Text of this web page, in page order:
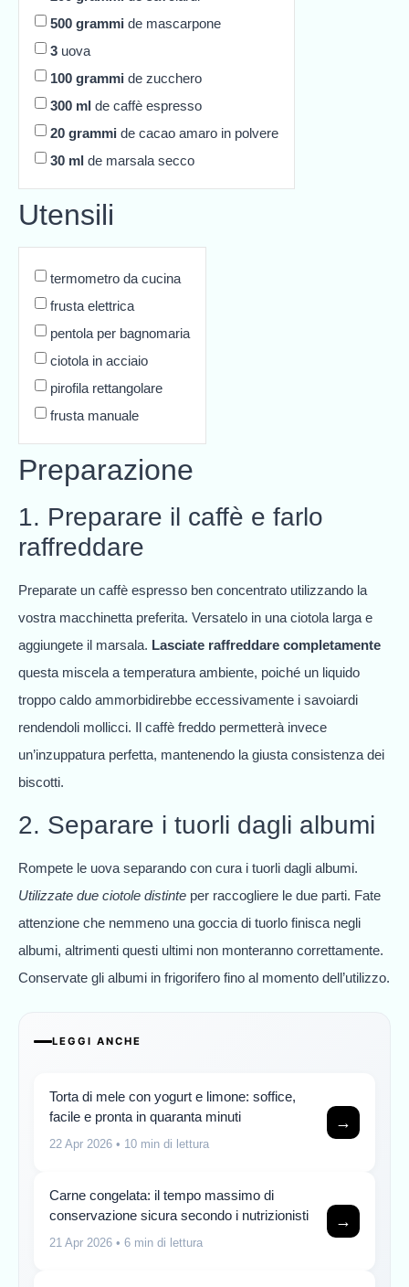
500 grammi de mascarpone
3 uova
100 grammi de zucchero
300 ml de caffè espresso
20 grammi de cacao amaro in polvere
30 ml de marsala secco
Utensili
termometro da cucina
frusta elettrica
pentola per bagnomaria
ciotola in acciaio
pirofila rettangolare
frusta manuale
Preparazione
1. Preparare il caffè e farlo
raffreddare
Preparate un caffè espresso ben concentrato utilizzando la
vostra macchinetta preferita. Versatelo in una ciotola larga e
aggiungete il marsala. Lasciate raffreddare completamente
questa miscela a temperatura ambiente, poiché un liquido
troppo caldo ammorbidirebbe eccessivamente i savoiardi
rendendoli mollicci. Il caffè freddo permetterà invece
un’inzuppatura perfetta, mantenendo la giusta consistenza dei
biscotti.
2. Separare i tuorli dagli albumi
Rompete le uova separando con cura i tuorli dagli albumi.
Utilizzate due ciotole distinte per raccogliere le due parti. Fate
attenzione che nemmeno una goccia di tuorlo finisca negli
albumi, altrimenti questi ultimi non monteranno correttamente.
Conservate gli albumi in frigorifero fino al momento dell’utilizzo.
LEGGI ANCHE
Torta di mele con yogurt e limone: soffice,
facile e pronta in quaranta minuti
22 Apr 2026 • 10 min di lettura
→
Carne congelata: il tempo massimo di
conservazione sicura secondo i nutrizionisti
21 Apr 2026 • 6 min di lettura
→